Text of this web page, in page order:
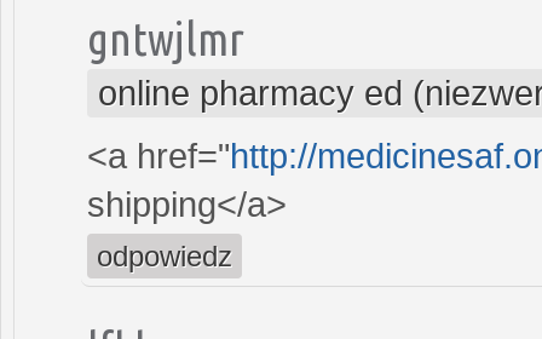
gntwjlmr
online pharmacy ed
<a href="http://
shipping</a>
odpowiedz